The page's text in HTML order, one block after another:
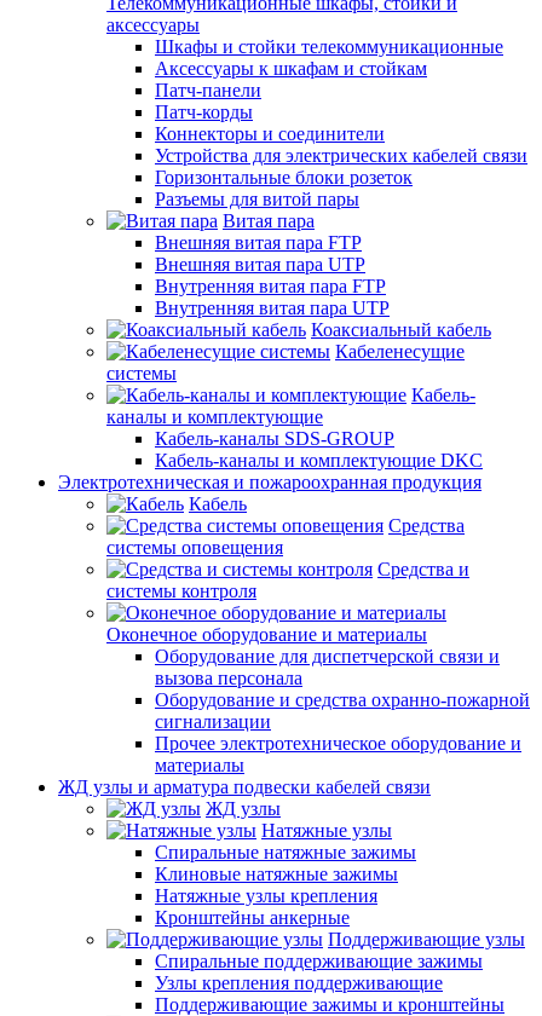
аксессуары
Шкафы и стойки телекоммуникационные
Аксессуары к шкафам и стойкам
Патч-панели
Патч-корды
Коннекторы и соединители
Устройства для электрических кабелей связи
Горизонтальные блоки розеток
Разъемы для витой пары
Витая пара
Внешняя витая пара FTP
Внешняя витая пара UTP
Внутренняя витая пара FTP
Внутренняя витая пара UTP
Коаксиальный кабель
Кабеленесущие
системы
Кабель-
каналы и комплектующие
Кабель-каналы SDS-GROUP
Кабель-каналы и комплектующие DKC
Электротехническая и пожароохранная продукция
Кабель
Средства
системы оповещения
Средства и
системы контроля
Оконечное оборудование и материалы
Оборудование для диспетчерской связи и
вызова персонала
Оборудование и средства охранно-пожарной
сигнализации
Прочее электротехническое оборудование и
материалы
ЖД узлы и арматура подвески кабелей связи
ЖД узлы
Натяжные узлы
Спиральные натяжные зажимы
Клиновые натяжные зажимы
Натяжные узлы крепления
Кронштейны анкерные
Поддерживающие узлы
Спиральные поддерживающие зажимы
Узлы крепления поддерживающие
Поддерживающие зажимы и кронштейны